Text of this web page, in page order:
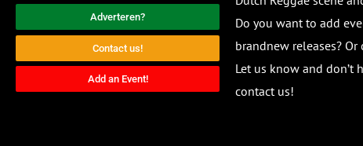
Adverteren?
Contact us!
Add an Event!
Do you want to add
brandnew releases?
Let us know and don’t
contact us!